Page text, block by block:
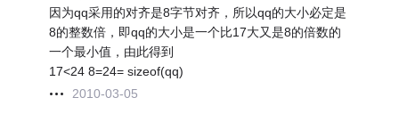
因为qq采用的对齐是8字节对齐，所以qq的大小必定是
8的整数倍，即qq的大小是一个比17大又是8的倍数的
一个最小值，由此得到
17<24 8=24= sizeof(qq)
2010-03-05